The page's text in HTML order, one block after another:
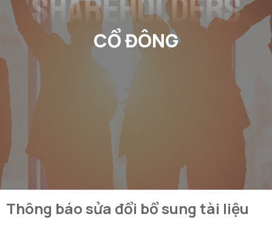
CỔ ĐÔNG
Thông báo sửa đổi bổ sung tài liệu